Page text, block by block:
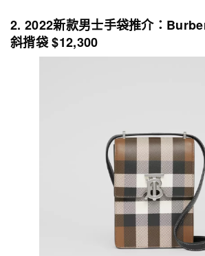
2. 2022新款男士手袋推介：
斜揹袋 $12,300